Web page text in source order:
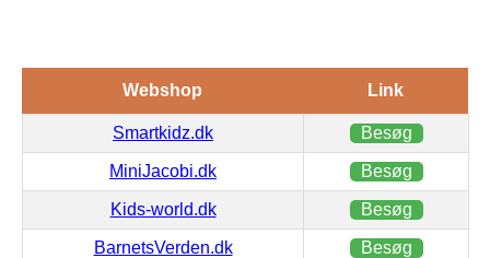
Webshop Link
Smartkidz.dk Besøg
MiniJacobi.dk Besøg
Kids-world.dk Besøg
BarnetsVerden.dk Besøg